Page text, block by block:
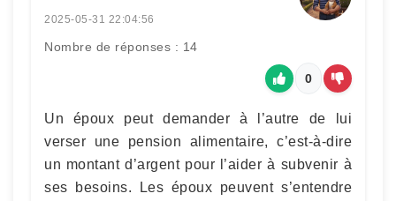
2025-05-31 22:04:56
Nombre de réponses : 14
0
Un époux peut demander à l’autre de lui
verser une pension alimentaire, c’est-à-dire
un montant d’argent pour l’aider à subvenir à
ses besoins. Les époux peuvent s’entendre